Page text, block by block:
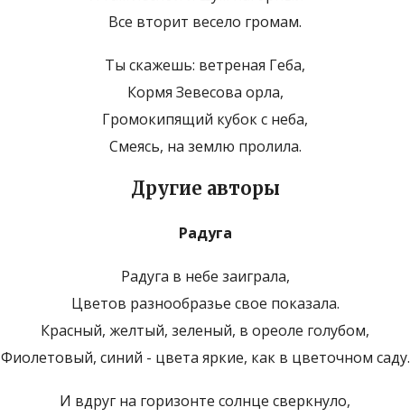
Все вторит весело громам.
Ты скажешь: ветреная Геба,
Кормя Зевесова орла,
Громокипящий кубок с неба,
Смеясь, на землю пролила.
Другие авторы
Радуга
Радуга в небе заиграла,
Цветов разнообразье свое показала.
Красный, желтый, зеленый, в ореоле голубом,
Фиолетовый, синий - цвета яркие, как в цветочном саду.
И вдруг на горизонте солнце сверкнуло,